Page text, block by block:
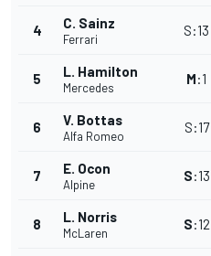
4 C. Sainz
Ferrari
S:13
5 L. Hamilton
Mercedes
M:1
6 V. Bottas
Alfa Romeo
S:17
7 E. Ocon
Alpine
S:13
8 L. Norris
McLaren
S:12